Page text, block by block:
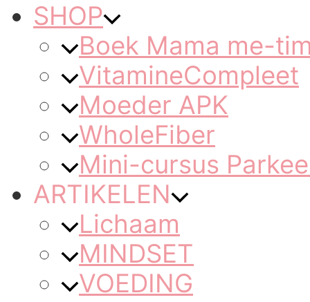
SHOP
Boek Mama me-
VitamineCompleet
Moeder APK
WholeFiber
Mini-cursus
ARTIKELEN
Lichaam
MINDSET
VOEDING